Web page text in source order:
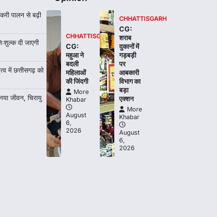
More Khabar August 7, 2026
रायपुर। राष्ट्रीय बाल स्वास्थ्य कार्यक्रम (चिरायु)
के तहत जशपुर जिले की 5 माह की मासूम…
पालन से बढ़ी
दी जाएगी
में छत्तीसगढ़ को
जीवन, चिरायु
CHHATTISGARH
CG:
महुआ ने
बदली
महिलाओं
की जिंदगी
More
Khabar
August
6,
2026
CHHATTISGARH
CG:
शराब
दुकानों में
गड़बड़ी
पर
आबकारी
विभाग का
बड़ा
एक्शन
More
Khabar
August
6,
2026